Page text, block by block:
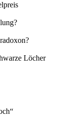
Löcher